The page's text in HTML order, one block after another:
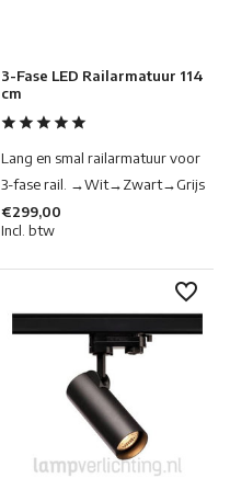
3-Fase LED Railarmatuur 114
cm
Lang en smal railarmatuur voor
3-fase rail. →Wit→Zwart→Grijs
€299,00
Incl. btw